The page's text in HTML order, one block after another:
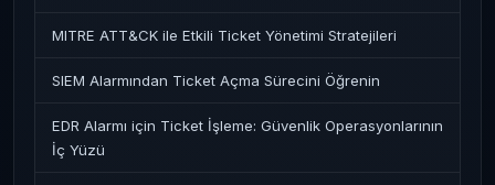
MITRE ATT&CK ile Etkili Ticket Yönetimi Stratejileri
SIEM Alarmından Ticket Açma Sürecini Öğrenin
EDR Alarmı için Ticket İşleme: Güvenlik Operasyonlarının
İç Yüzü